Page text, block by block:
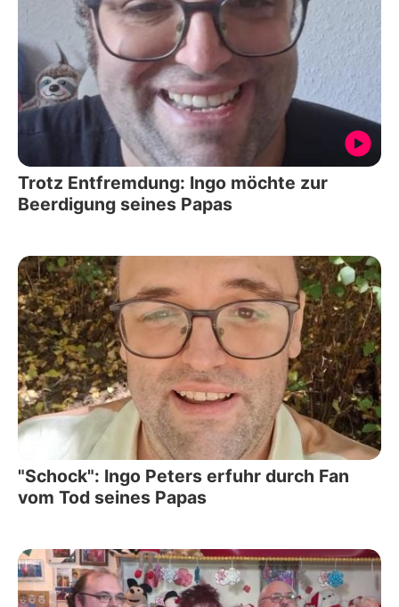
Trotz Entfremdung: Ingo möchte zur
Beerdigung seines Papas
"Schock": Ingo Peters erfuhr durch Fan
vom Tod seines Papas